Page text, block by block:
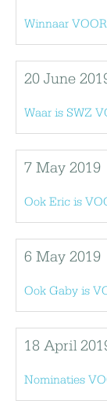
Winnaar
20 June
Waar is SWZ
7 May 2019
Ook Eric is
6 May 2019
Ook Gaby is
18 April
Nominaties